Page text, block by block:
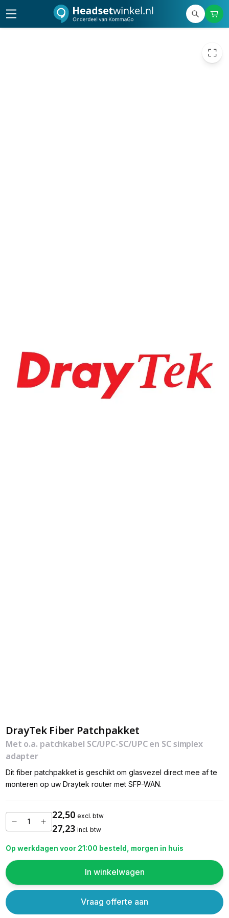
DrayTek Fiber Patchpakket
Met o.a. patchkabel SC/UPC-SC/UPC en SC simplex
adapter
Dit fiber patchpakket is geschikt om glasvezel direct mee af te
monteren op uw Draytek router met SFP-WAN.
22,50 excl. btw
27,23 incl. btw
Op werkdagen voor 21:00 besteld, morgen in huis
In winkelwagen
Vraag offerte aan
22,50 excl. btw
27,23 incl. btw